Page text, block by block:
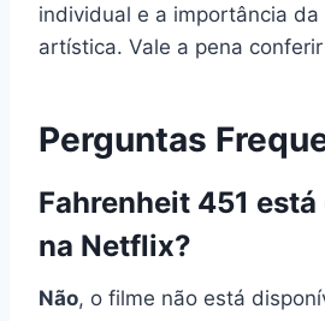
individual e a importância da
artística. Vale a pena
Perguntas
Fahrenheit 451
na Netflix?
Não, o filme não está